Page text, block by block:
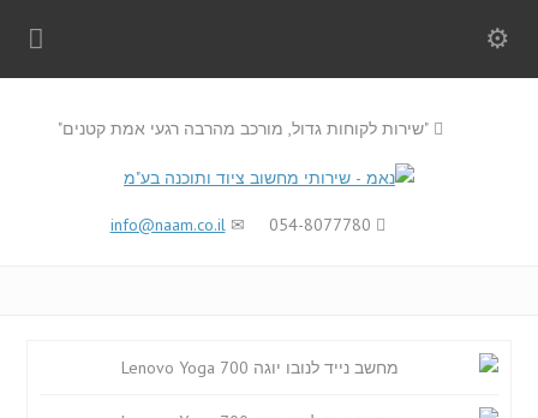
"שירות לקוחות גדול, מורכב מהרבה רגעי אמת קטנים"
info@naam.co.il